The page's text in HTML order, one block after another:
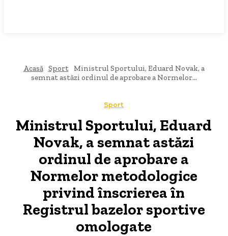
Acasă Sport
Ministrul Sportului, Eduard Novak, a
semnat astăzi ordinul de aprobare a Normelor...
Sport
Ministrul Sportului, Eduard
Novak, a semnat astăzi
ordinul de aprobare a
Normelor metodologice
privind înscrierea în
Registrul bazelor sportive
omologate